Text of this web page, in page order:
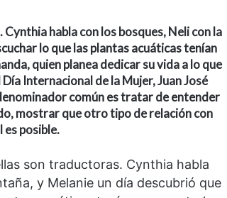
habla con los bosques, Neli con la
lo que las plantas acuáticas tenían
quien planea dedicar su vida a lo que
Día Internacional de la Mujer, Juan José
común es tratar deentender
mostrar queotro tipo de relación con
posible.
son traductoras. Cynthia habla
y Melanie un día descubrió que